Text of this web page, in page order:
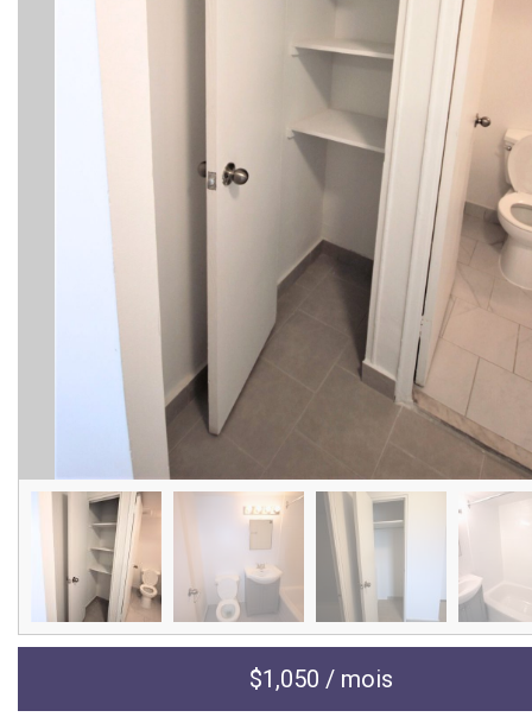
$1,050 / mois